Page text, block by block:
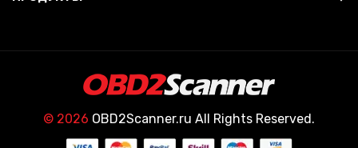
© 2026 OBD2Scanner.ru All Rights Reserved.